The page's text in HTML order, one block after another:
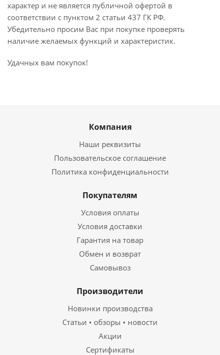
характер и не является публичной офертой в
соответствии с пунктом 2 статьи 437 ГК РФ.
Убедительно просим Вас при покупке проверять
наличие желаемых функций и характеристик.
Удачных вам покупок!
Компания
Наши реквизиты
Пользовательское соглашение
Политика конфиденциальности
Покупателям
Условия оплаты
Условия доставки
Гарантия на товар
Обмен и возврат
Самовывоз
Производители
Новинки производства
Статьи • обзоры • новости
Акции
Сертификаты